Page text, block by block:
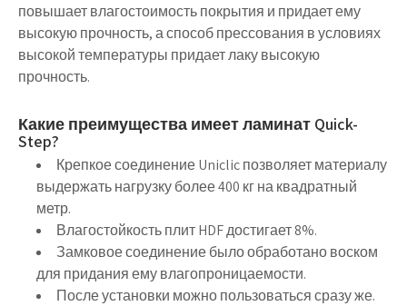
повышает влагостоимость покрытия и придает ему
высокую прочность, а способ прессования в условиях
высокой температуры придает лаку высокую
прочность.
Какие преимущества имеет ламинат Quick-
Step?
Крепкое соединение Uniclic позволяет материалу
выдержать нагрузку более 400 кг на квадратный
метр.
Влагостойкость плит HDF достигает 8%.
Замковое соединение было обработано воском
для придания ему влагопроницаемости.
После установки можно пользоваться сразу же.